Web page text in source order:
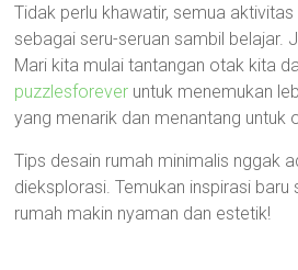
Tidak perlu khawatir, semua
sebagai seru-seruan sambil belajar.
Mari kita mulai tantangan otak kita
puzzlesforever untuk menemukan
yang menarik dan menantang untuk
Tips desain rumah minimalis nggak
dieksplorasi. Temukan inspirasi baru
rumah makin nyaman dan estetik!